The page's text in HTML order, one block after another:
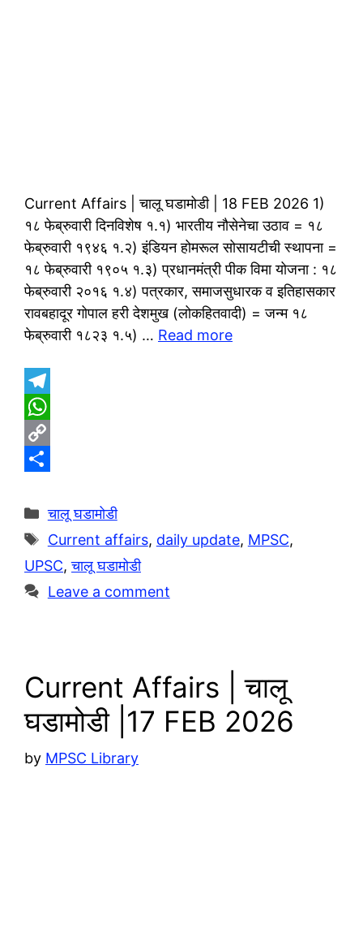
Current Affairs | चालू घडामोडी | 18 FEB 2026 1)
१८ फेब्रुवारी दिनविशेष १.१) भारतीय नौसेनेचा उठाव = १८
फेब्रुवारी १९४६ १.२) इंडियन होमरूल सोसायटीची स्थापना =
१८ फेब्रुवारी १९०५ १.३) प्रधानमंत्री पीक विमा योजना : १८
फेब्रुवारी २०१६ १.४) पत्रकार, समाजसुधारक व इतिहासकार
रावबहादूर गोपाल हरी देशमुख (लोकहितवादी) = जन्म १८
फेब्रुवारी १८२३ १.५) … Read more
T
e
g
r
a
m
W
h
t
s
A
p
C
p
y
L
i
h
a
r
e
Categories
चालू घडामोडी
Tags
Current affairs, daily update, MPSC,
UPSC,चालू घडामोडी
Leave a comment
Current Affairs | चालू
घडामोडी |17 FEB 2026
by MPSC Library